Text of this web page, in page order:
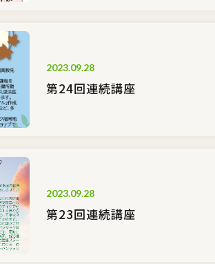
2023.09.28
第24回連続講座
2023.09.28
第23回連続講座